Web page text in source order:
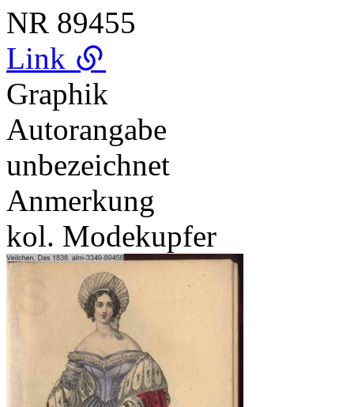
NR 89455
Link
Graphik
Autorangabe
unbezeichnet
Anmerkung
kol. Modekupfer